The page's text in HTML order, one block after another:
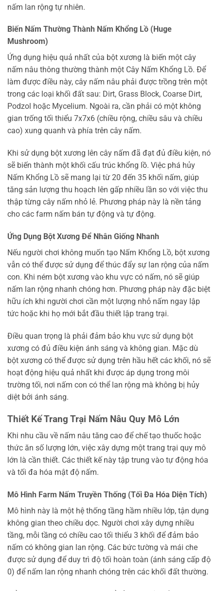
nấm lan rộng tự nhiên.
Biến Nấm Thường Thành Nấm Khổng Lồ (Huge
Mushroom)
Ứng dụng hiệu quả nhất của bột xương là biến một cây
nấm nâu thông thường thành một Cây Nấm Khổng Lồ. Để
làm được điều này, cây nấm nâu phải được trồng trên một
trong các loại khối đất sau: Dirt, Grass Block, Coarse Dirt,
Podzol hoặc Mycelium. Ngoài ra, cần phải có một không
gian trống tối thiểu 7x7x6 (chiều rộng, chiều sâu và chiều
cao) xung quanh và phía trên cây nấm.
Khi sử dụng bột xương lên cây nấm đã đạt đủ điều kiện, nó
sẽ biến thành một khối cấu trúc khổng lồ. Việc phá hủy
Nấm Khổng Lồ sẽ mang lại từ 20 đến 35 khối nấm, giúp
tăng sản lượng thu hoạch lên gấp nhiều lần so với việc thu
thập từng cây nấm nhỏ lẻ. Phương pháp này là nền tảng
cho các farm nấm bán tự động và tự động.
Ứng Dụng Bột Xương Để Nhân Giống Nhanh
Nếu người chơi không muốn tạo Nấm Khổng Lồ, bột xương
vẫn có thể được sử dụng để thúc đẩy sự lan rộng của nấm
con. Khi ném bột xương vào khu vực có nấm, nó sẽ giúp
nấm lan rộng nhanh chóng hơn. Phương pháp này đặc biệt
hữu ích khi người chơi cần một lượng nhỏ nấm ngay lập
tức hoặc khi họ mới bắt đầu thiết lập trang trại.
Điều quan trọng là phải đảm bảo khu vực sử dụng bột
xương có đủ điều kiện ánh sáng và không gian. Mặc dù
bột xương có thể được sử dụng trên hầu hết các khối, nó sẽ
hoạt động hiệu quả nhất khi được áp dụng trong môi
trường tối, nơi nấm con có thể lan rộng mà không bị hủy
diệt bởi ánh sáng.
Thiết Kế Trang Trại Nấm Nâu Quy Mô Lớn
Khi nhu cầu về nấm nâu tăng cao để chế tạo thuốc hoặc
thức ăn số lượng lớn, việc xây dựng một trang trại quy mô
lớn là cần thiết. Các thiết kế này tập trung vào tự động hóa
và tối đa hóa mật độ nấm.
Mô Hình Farm Nấm Truyền Thống (Tối Đa Hóa Diện Tích)
Mô hình này là một hệ thống tầng hầm nhiều lớp, tận dụng
không gian theo chiều dọc. Người chơi xây dựng nhiều
tầng, mỗi tầng có chiều cao tối thiểu 3 khối để đảm bảo
nấm có không gian lan rộng. Các bức tường và mái che
được sử dụng để duy trì độ tối hoàn toàn (ánh sáng cấp độ
0) để nấm lan rộng nhanh chóng trên các khối đất thường.